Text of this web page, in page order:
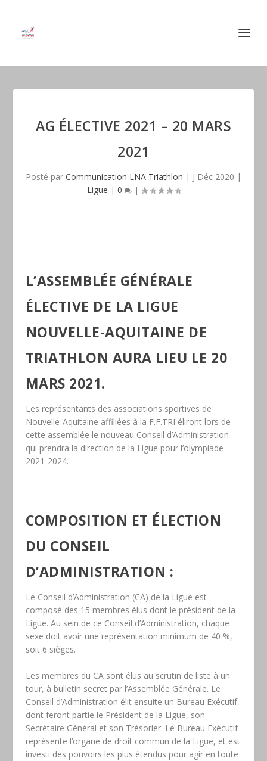
AG ÉLECTIVE 2021 – 20 MARS
2021
Posté par Communication LNA Triathlon | J Déc 2020 |
Ligue | 0 |
L’ASSEMBLÉE GÉNÉRALE
ÉLECTIVE DE LA LIGUE
NOUVELLE-AQUITAINE DE
TRIATHLON AURA LIEU LE 20
MARS 2021.
Les représentants des associations sportives de
Nouvelle-Aquitaine affiliées à la F.F.TRI éliront lors de
cette assemblée le nouveau Conseil d’Administration
qui prendra la direction de la Ligue pour l’olympiade
2021-2024.
COMPOSITION ET ÉLECTION
DU CONSEIL
D’ADMINISTRATION :
Le Conseil d’Administration (CA) de la Ligue est
composé des 15 membres élus dont le président de la
Ligue. Au sein de ce Conseil d’Administration, chaque
sexe doit avoir une représentation minimum de 40 %,
soit 6 sièges.
Les membres du CA sont élus au scrutin de liste à un
tour, à bulletin secret par l’Assemblée Générale. Le
Conseil d’Administration élit ensuite un Bureau Exécutif,
dont feront partie le Président de la Ligue, son
Secrétaire Général et son Trésorier. Le Bureau Exécutif
représente l’organe de droit commun de la Ligue, et est
investi des pouvoirs les plus étendus pour agir en toute